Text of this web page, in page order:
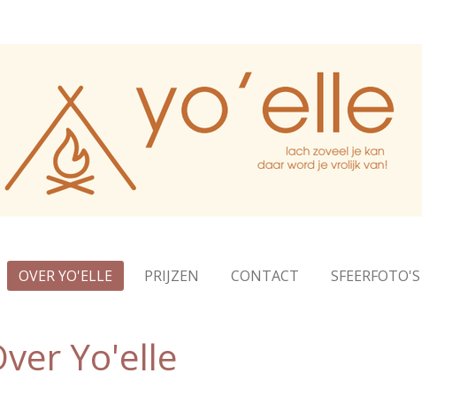
OVER YO'ELLE PRIJZEN CONTACT SFEERFOTO'S
Yo'elle